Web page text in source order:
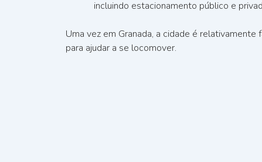
incluindo estacionamento público e
Uma vez em Granada, a cidade é
para ajudar a se locomover.